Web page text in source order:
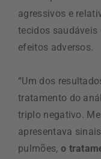
agressivos e
tecidos
efeitos adversos.
“Um dos
tratamento do
triplo negativo.
apresentava
pulmões, o